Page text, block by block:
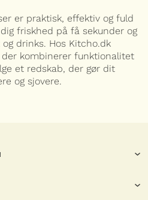
er praktisk, effektiv og fuld
friskhed på få sekunder og
drinks. Hos Kitcho.dk
kombinerer funktionalitet
et redskab, der gør dit
og sjovere.